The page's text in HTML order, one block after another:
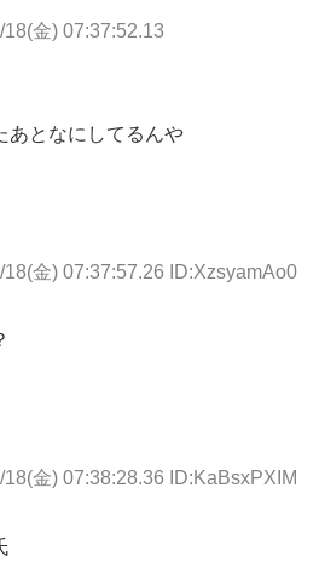
18(金) 07:37:52.13
あとなにしてるんや
18(金) 07:37:57.26 ID:XzsyamAo0
18(金) 07:38:28.36 ID:KaBsxPXIM